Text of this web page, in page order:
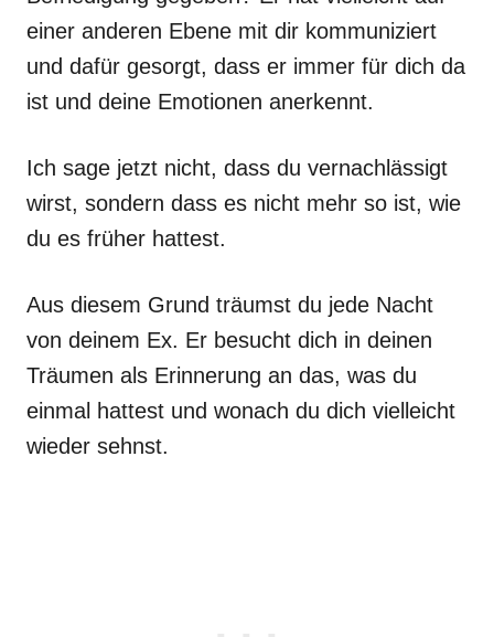
einer anderen Ebene mit dir kommuniziert
und dafür gesorgt, dass er immer für dich da
ist und deine Emotionen anerkennt.
Ich sage jetzt nicht, dass du vernachlässigt
wirst, sondern dass es nicht mehr so ​​​​ist, wie
du es früher hattest.
Aus diesem Grund träumst du jede Nacht
von deinem Ex. Er besucht dich in deinen
Träumen als Erinnerung an das, was du
einmal hattest und wonach du dich vielleicht
wieder sehnst.